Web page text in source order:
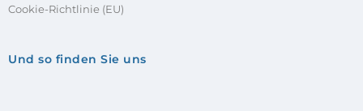
Cookie-Richtlinie (EU)
Und so finden Sie uns